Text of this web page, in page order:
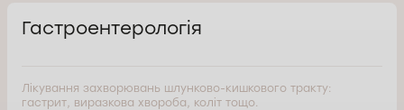
Гастроентерологія
Лікування захворювань шлунково-кишкового тракту:
гастрит, виразкова хвороба, коліт тощо.